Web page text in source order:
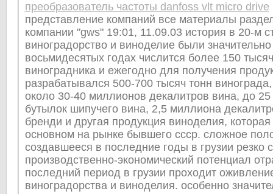
преобразователь частоты danfoss vlt micro drive
представление компаний все материалы
компании "gws" 19:01, 11.09.03 история в 20-м
виноградорство и виноделие были
восьмидесятых годах числится более 150
виноградника и ежегодно для получения
разрабатывался 500-700 тысяч тонн
около 30-40 миллионов декалитров вина, до
бутылок шипучего вина, 2,5 миллиона
бренди и другая продукция виноделия,
основном на рынке бывшего ссср. сложное
создавшееся в последние годы в грузии резко
производственно-экономический потенциал
последний период в грузии проходит
виноградорства и виноделия. особенно